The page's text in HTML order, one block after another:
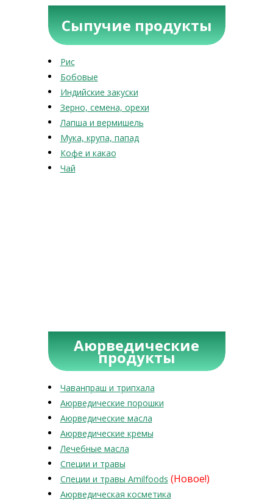
Сыпучие продукты
Рис
Бобовые
Индийские закуски
Зерно, семена, орехи
Лапша и вермишель
Мука, крупа, папад
Кофе и какао
Чай
Аюрведические
продукты
Чаванпраш и трипхала
Аюрведические порошки
Аюрведические масла
Аюрведические кремы
Лечебные масла
Специи и травы
Специи и травы Amilfoods (Новое!)
Аюрведическая косметика